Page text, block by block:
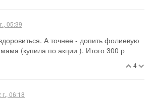
05:39
А точнее - допить фолиевую
мама (купила по акции ). Итого 300 р
4
г., 06:18